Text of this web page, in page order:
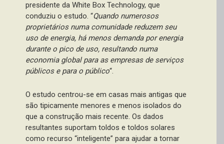
presidente da White Box Technology, que
conduziu o estudo. “Quando numerosos
proprietários numa comunidade reduzem seu
uso de energia, há menos demanda por energia
durante o pico de uso, resultando numa
economia global para as empresas de serviços
públicos e para o público“.
O estudo centrou-se em casas mais antigas que
são tipicamente menores e menos isolados do
que a construção mais recente. Os dados
resultantes suportam toldos e toldos solares
como recurso “inteligente” para ajudar a tornar